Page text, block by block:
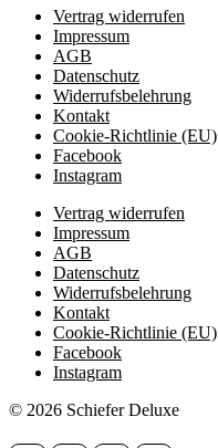
Vertrag widerrufen
Impressum
AGB
Datenschutz
Widerrufsbelehrung
Kontakt
Cookie-Richtlinie (EU)
Facebook
Instagram
Vertrag widerrufen
Impressum
AGB
Datenschutz
Widerrufsbelehrung
Kontakt
Cookie-Richtlinie (EU)
Facebook
Instagram
© 2026 Schiefer Deluxe